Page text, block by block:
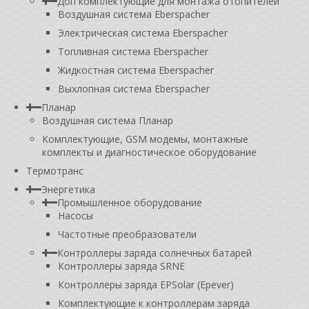
Воздушная система Eberspacher
Электрическая система Eberspacher
Топливная система Eberspacher
Жидкостная система Eberspacher
Выхлопная система Eberspacher
Планар
Воздушная система Планар
Комплектующие, GSM модемы, монтажные
комплекты и диагностическое оборудование
Термотранс
Энергетика
Промышленное оборудование
Насосы
Частотные преобразователи
Контроллеры заряда солнечных батарей
Контроллеры заряда SRNE
Контроллеры заряда EPSolar (Epever)
Комплектующие к контроллерам заряда